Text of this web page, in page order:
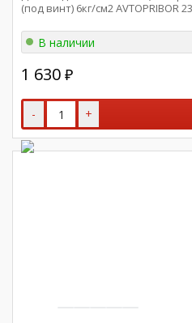
(под винт) 6кг/см2 AVTOPRIBOR
В наличии
1 630 ₽
- +